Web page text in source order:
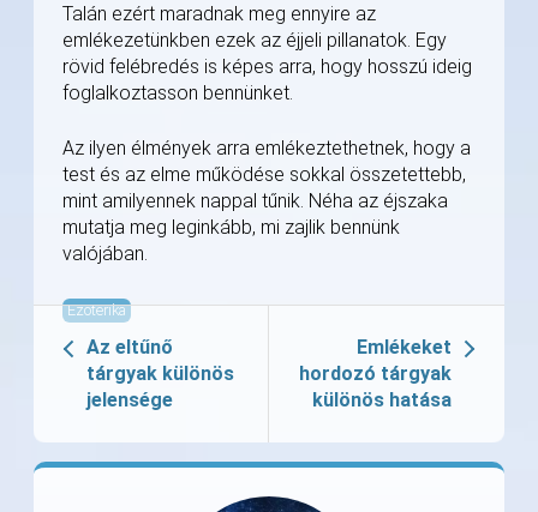
Talán ezért maradnak meg ennyire az
emlékezetünkben ezek az éjjeli pillanatok. Egy
rövid felébredés is képes arra, hogy hosszú ideig
foglalkoztasson bennünket.
Az ilyen élmények arra emlékeztethetnek, hogy a
test és az elme működése sokkal összetettebb,
mint amilyennek nappal tűnik. Néha az éjszaka
mutatja meg leginkább, mi zajlik bennünk
valójában.
Ezoterika
Az eltűnő
tárgyak különös
jelensége
Emlékeket
hordozó tárgyak
különös hatása